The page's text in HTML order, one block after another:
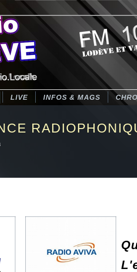
LIVE INFOS & MAGS